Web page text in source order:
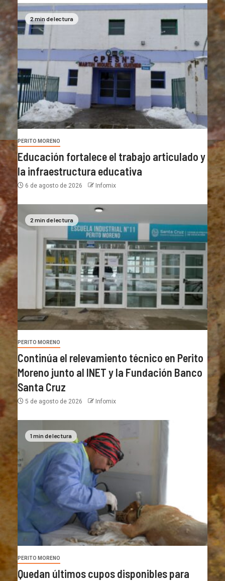
2 min de lectura
PERITO MORENO
Educación fortalece el trabajo articulado y
la infraestructura educativa
6 de agosto de 2026 Infomix
2 min de lectura
PERITO MORENO
Continúa el relevamiento técnico en Perito
Moreno junto al INET y la Fundación Banco
Santa Cruz
5 de agosto de 2026 Infomix
1 min de lectura
PERITO MORENO
Quedan últimos cupos disponibles para